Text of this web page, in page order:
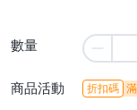
數量
商品活動 折扣碼